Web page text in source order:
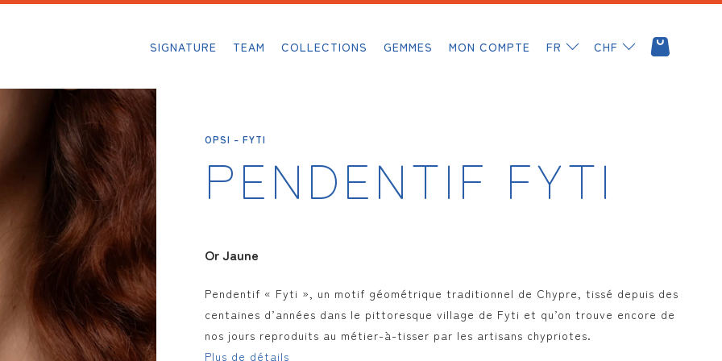
SIGNATURE TEAM COLLECTIONS
IANASSA
GEMMES
TSAVORITES
MON COMPTE FR CHF
OPSI – FYTI
PENDENTIF FYTI
Or Jaune
Pendentif « Fyti », un motif géométrique traditionnel de Chypre, tissé depuis des
centaines d’années dans le pittoresque village de Fyti et qu’on trouve encore de
nos jours reproduits au métier-à-tisser par les artisans chypriotes.
Plus de détails